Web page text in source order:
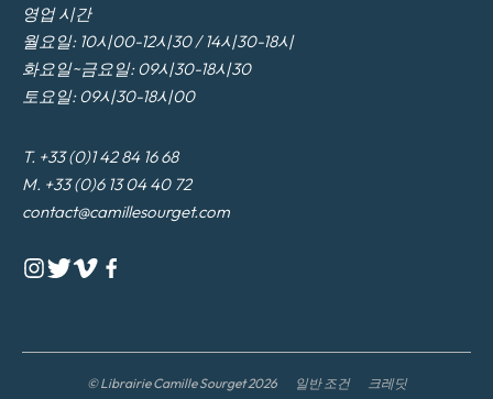
영업 시간
월요일: 10시00-12시30 / 14시30-18시
화요일~금요일: 09시30-18시30
토요일: 09시30-18시00
T. +33 (0)1 42 84 16 68
M. +33 (0)6 13 04 40 72
contact@camillesourget.com
© Librairie Camille Sourget 2026 일반 조건 크레딧